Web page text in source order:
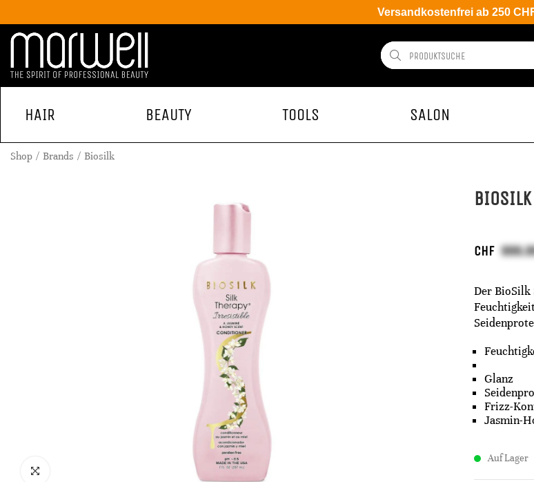
Versandkostenfrei ab 250
HAIR BEAUTY TOOLS SALON
Shop Brands Biosilk
CHF
Der
Glanz​
Frizz-
Jasmin-
Auf Lager